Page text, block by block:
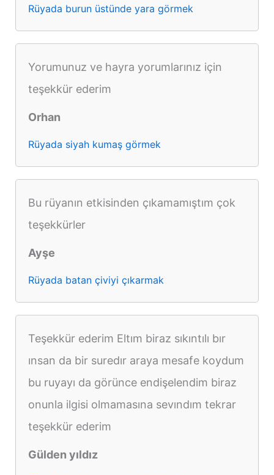
Rüyada burun üstünde yara görmek
Yorumunuz ve hayra yorumlarınız için
teşekkür ederim
Orhan
Rüyada siyah kumaş görmek
Bu rüyanın etkisinden çıkamamıştım çok
teşekkürler
Ayşe
Rüyada batan çiviyi çıkarmak
Teşekkür ederim Eltım biraz sıkıntılı bır
ınsan da bir suredır araya mesafe koydum
bu ruyayı da görünce endişelendim biraz
onunla ilgisi olmamasına sevındım tekrar
teşekkür ederim
Gülden yıldız